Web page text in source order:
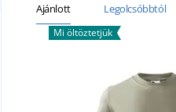
Ajánlott Legolcsóbbtól
Mi öltöztetjük